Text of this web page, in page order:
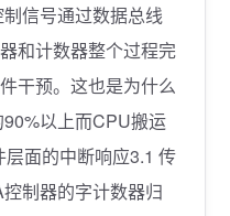
信号通过数据总线
和计数器整个过程完
干预。这也是为什么
以上而CPU搬运
面的中断响应3.1 传
制器的字计数器归